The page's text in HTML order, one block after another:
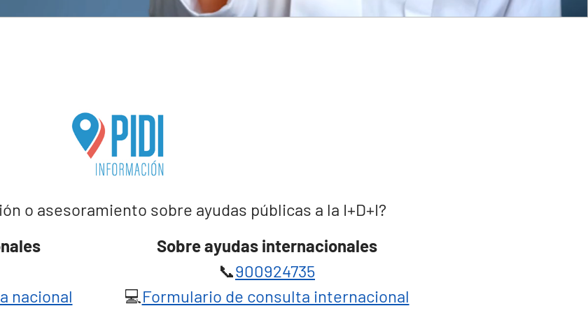
o asesoramiento sobre ayudas públicas a la I+D+I?
Sobre ayudas internacionales
📞900924735
nacional 💻 Formulario de consulta internacional